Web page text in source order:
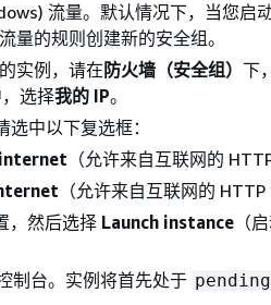
流量。默认情况下，当您启
量的规则创建新的安全组。
实例，请在 防火墙（安全组） 下
选择我的 IP。
中以下复选框：
（允许来自互联网的
（允许来自互联网的
，然后选择 Launch instance （
制台。实例将首先处于 pending